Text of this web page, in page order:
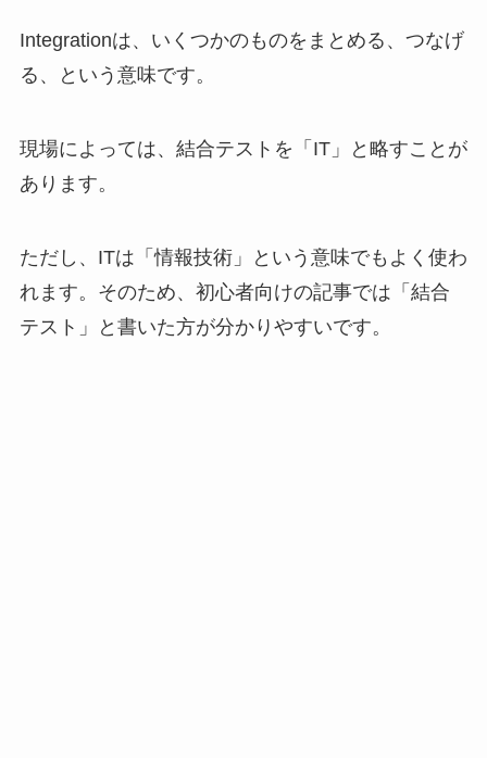
Integrationは、いくつかのものをまとめる、つなげ
る、という意味です。
現場によっては、結合テストを「IT」と略すことが
あります。
ただし、ITは「情報技術」という意味でもよく使わ
れます。そのため、初心者向けの記事では「結合
テスト」と書いた方が分かりやすいです。